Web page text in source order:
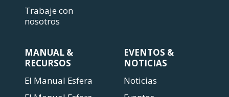
Trabaje con
nosotros
MANUAL &
RECURSOS
El Manual Esfera
EVENTOS &
NOTICIAS
Noticias